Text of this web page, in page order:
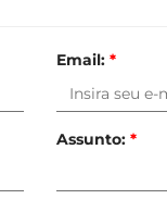
Email: *
Assunto: *